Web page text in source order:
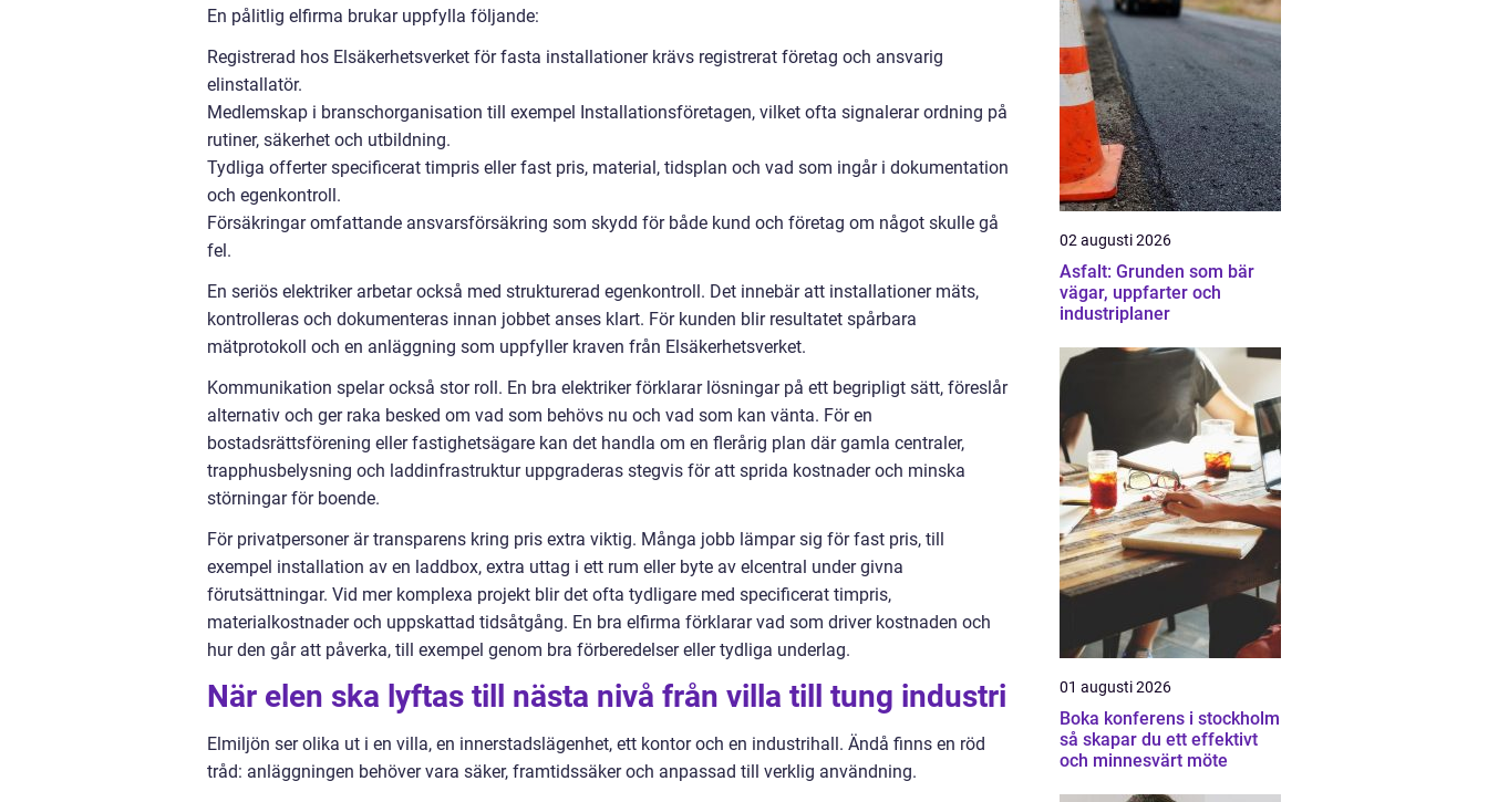
En pålitlig elfirma brukar uppfylla följande:
Registrerad hos Elsäkerhetsverket för fasta installationer krävs registrerat företag och ansvarig
elinstallatör.
Medlemskap i branschorganisation till exempel Installationsföretagen, vilket ofta signalerar ordning på
rutiner, säkerhet och utbildning.
Tydliga offerter specificerat timpris eller fast pris, material, tidsplan och vad som ingår i dokumentation
och egenkontroll.
Försäkringar omfattande ansvarsförsäkring som skydd för både kund och företag om något skulle gå
fel.
En seriös elektriker arbetar också med strukturerad egenkontroll. Det innebär att installationer mäts,
kontrolleras och dokumenteras innan jobbet anses klart. För kunden blir resultatet spårbara
mätprotokoll och en anläggning som uppfyller kraven från Elsäkerhetsverket.
Kommunikation spelar också stor roll. En bra elektriker förklarar lösningar på ett begripligt sätt, föreslår
alternativ och ger raka besked om vad som behövs nu och vad som kan vänta. För en
bostadsrättsförening eller fastighetsägare kan det handla om en flerårig plan där gamla centraler,
trapphusbelysning och laddinfrastruktur uppgraderas stegvis för att sprida kostnader och minska
störningar för boende.
För privatpersoner är transparens kring pris extra viktig. Många jobb lämpar sig för fast pris, till
exempel installation av en laddbox, extra uttag i ett rum eller byte av elcentral under givna
förutsättningar. Vid mer komplexa projekt blir det ofta tydligare med specificerat timpris,
materialkostnader och uppskattad tidsåtgång. En bra elfirma förklarar vad som driver kostnaden och
hur den går att påverka, till exempel genom bra förberedelser eller tydliga underlag.
När elen ska lyftas till nästa nivå från villa till tung industri
Elmiljön ser olika ut i en villa, en innerstadslägenhet, ett kontor och en industrihall. Ändå finns en röd
tråd: anläggningen behöver vara säker, framtidssäker och anpassad till verklig användning.
02 augusti 2026
Asfalt: Grunden som bär
vägar, uppfarter och
industriplaner
01 augusti 2026
Boka konferens i stockholm
så skapar du ett effektivt
och minnesvärt möte